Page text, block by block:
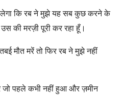
कि रब ने मुझे यह सब कुछ करने के
की मरज़ी पूरी कर रहा हूँ।
मौत मरें तो फिर रब ने मुझे नहीं
पहले कभी नहीं हुआ और ज़मीन